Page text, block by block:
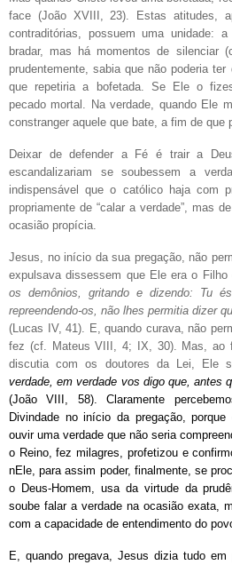
face (João XVIII, 23). Estas atitudes,
contraditórias, possuem uma unidade:
bradar, mas há momentos de silenciar
prudentemente, sabia que não poderia
que repetiria a bofetada. Se Ele o
pecado mortal. Na verdade, quando Ele
constranger aquele que bate, a fim de que
Deixar de defender a Fé é trair a
escandalizariam se soubessem a
indispensável que o católico haja com
propriamente de “calar a verdade”, mas
ocasião propícia.
Jesus, no início da sua pregação, não
expulsava dissessem que Ele era o Filho
os demônios, gritando e dizendo: Tu
repreendendo-os, não lhes permitia dizer
(Lucas IV, 41). E, quando curava, não
fez (cf. Mateus VIII, 4; IX, 30). Mas, ao
discutia com os doutores da Lei, Ele
verdade, em verdade vos digo que, antes
(João VIII, 58). Claramente
Divindade no início da pregação,
ouvir uma verdade que não seria
o Reino, fez milagres, profetizou e
nEle, para assim poder, finalmente, se
o Deus-Homem, usa da virtude da
soube falar a verdade na ocasião exata,
com a capacidade de entendimento do
E, quando pregava, Jesus dizia tudo em